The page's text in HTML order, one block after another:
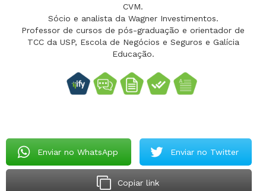
CVM.
Sócio e analista da Wagner Investimentos.
Professor de cursos de pós-graduação e orientador de
TCC da USP, Escola de Negócios e Seguros e Galícia
Educação.
Enviar no WhatsApp Enviar no Twitter
Copiar link